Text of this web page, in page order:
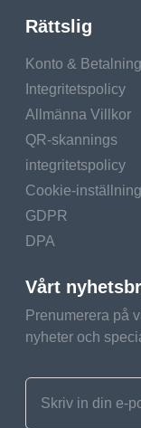
Rättslig
Konto & Betalning
Integritetspolicy
Allmänna Villkor
QR-skannings
integritetspolicy
Cookie-
GDPR
DPA
Vårt
Prenumerera på
nyheter och